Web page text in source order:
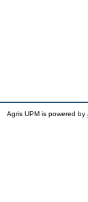
Agris UPM is powered by